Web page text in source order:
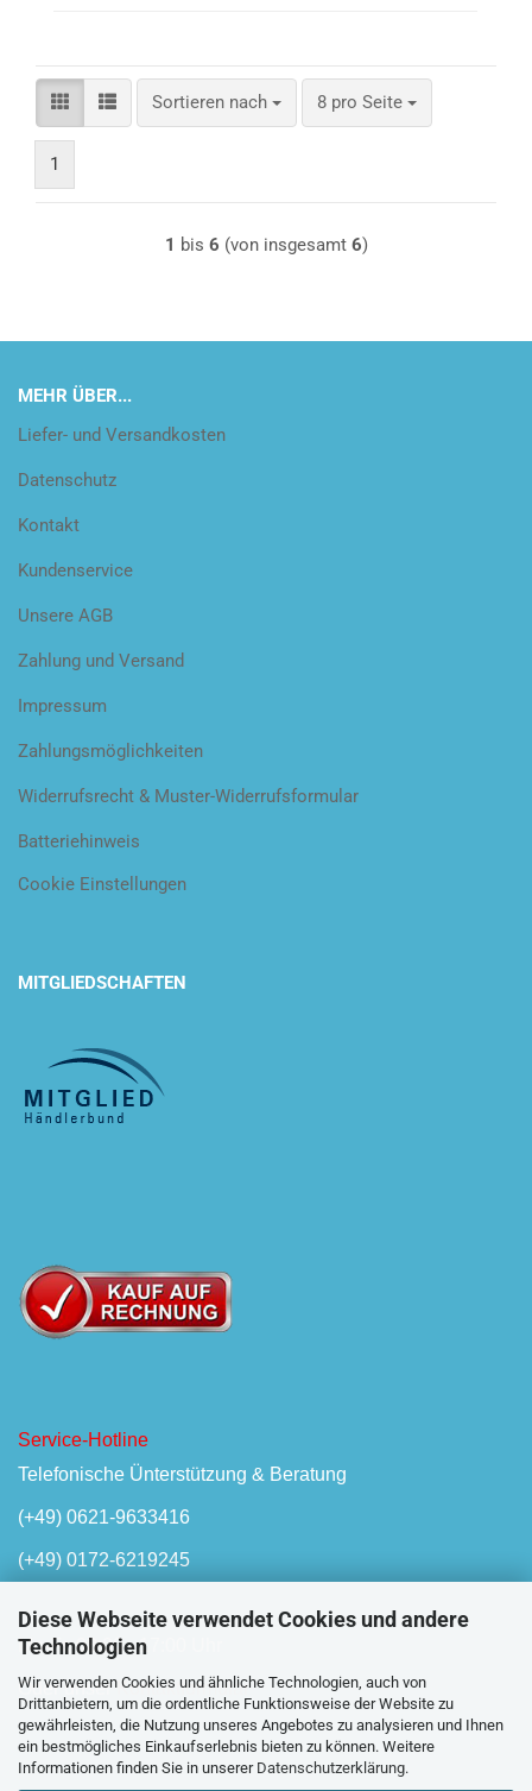
Diese Webseite verwendet Cookies und andere
Technologien
Wir verwenden Cookies und ähnliche Technologien, auch von
Drittanbietern, um die ordentliche Funktionsweise der Website zu
gewährleisten, die Nutzung unseres Angebotes zu analysieren und Ihnen
ein bestmögliches Einkaufserlebnis bieten zu können. Weitere
Informationen finden Sie in unserer Datenschutzerklärung.
Sortieren nach
Sortieren nach 8 pro Seite
pro Seite
1
1 bis 6 (von insgesamt 6)
MEHR ÜBER...
Liefer- und Versandkosten
Datenschutz
Kontakt
Kundenservice
Unsere AGB
Zahlung und Versand
Impressum
Zahlungsmöglichkeiten
Widerrufsrecht & Muster-Widerrufsformular
Batteriehinweis
Cookie Einstellungen
MITGLIEDSCHAFTEN
Service-Hotline
Telefonische Ünterstützung & Beratung
(+49) 0621-9633416
(+49) 0172-6219245
Mo-Fr, 08:00 - 17:00 Uhr
Oder unserKontaktformular